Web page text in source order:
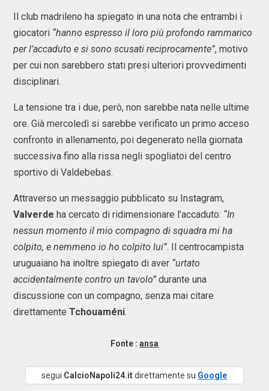
Il club madrileno ha spiegato in una nota che entrambi i
giocatori “hanno espresso il loro più profondo rammarico
per l’accaduto e si sono scusati reciprocamente”, motivo
per cui non sarebbero stati presi ulteriori provvedimenti
disciplinari.
La tensione tra i due, però, non sarebbe nata nelle ultime
ore. Già mercoledì si sarebbe verificato un primo acceso
confronto in allenamento, poi degenerato nella giornata
successiva fino alla rissa negli spogliatoi del centro
sportivo di Valdebebas.
Attraverso un messaggio pubblicato su Instagram,
Valverde ha cercato di ridimensionare l’accaduto: “In
nessun momento il mio compagno di squadra mi ha
colpito, e nemmeno io ho colpito lui”. Il centrocampista
uruguaiano ha inoltre spiegato di aver “urtato
accidentalmente contro un tavolo” durante una
discussione con un compagno, senza mai citare
direttamente Tchouaméni.
Fonte : ansa
segui CalcioNapoli24.itdirettamente su Google